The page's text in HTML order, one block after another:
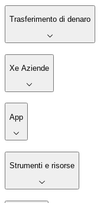
Trasferimento di denaro
Xe Aziende
App
Strumenti e risorse